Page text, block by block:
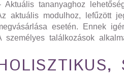
Aktuális tananyaghoz
aktuális modulhoz, lefűzött
esetén. Ennek
személyes találkozások